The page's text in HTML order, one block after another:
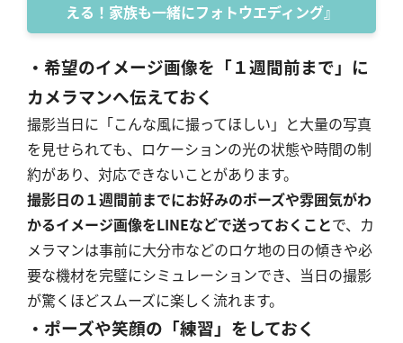
える！家族も一緒にフォトウエディング』
・希望のイメージ画像を「１週間前まで」に
カメラマンへ伝えておく
撮影当日に「こんな風に撮ってほしい」と大量の写真
を見せられても、ロケーションの光の状態や時間の制
約があり、対応できないことがあります。
撮影日の１週間前までにお好みのポーズや雰囲気がわ
かるイメージ画像をLINEなどで送っておくことで、カ
メラマンは事前に大分市などのロケ地の日の傾きや必
要な機材を完璧にシミュレーションでき、当日の撮影
が驚くほどスムーズに楽しく流れます。
・ポーズや笑顔の「練習」をしておく